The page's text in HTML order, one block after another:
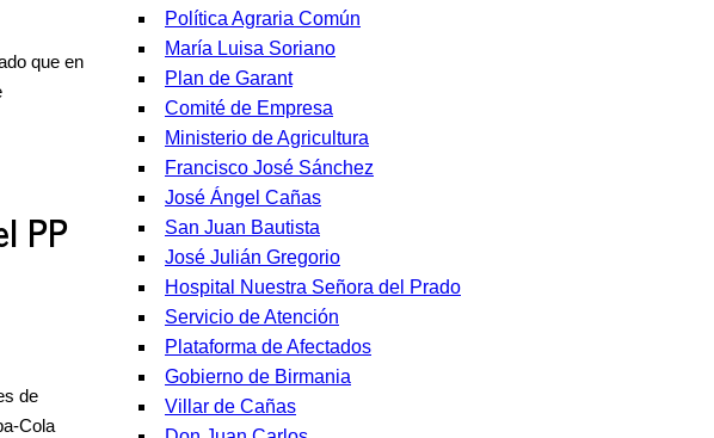
que en
PP
de
Cola
Política Agraria Común
María Luisa Soriano
Plan de Garant
Comité de Empresa
Ministerio de Agricultura
Francisco José Sánchez
José Ángel Cañas
San Juan Bautista
José Julián Gregorio
Hospital Nuestra Señora del Prado
Servicio de Atención
Plataforma de Afectados
Gobierno de Birmania
Villar de Cañas